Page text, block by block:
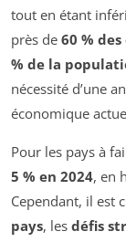
tout en étant
près de 60 %
% de la
nécessité d’une
économique
Pour les pays à
5 % en 2024, en
Cependant, il est
pays, les défis